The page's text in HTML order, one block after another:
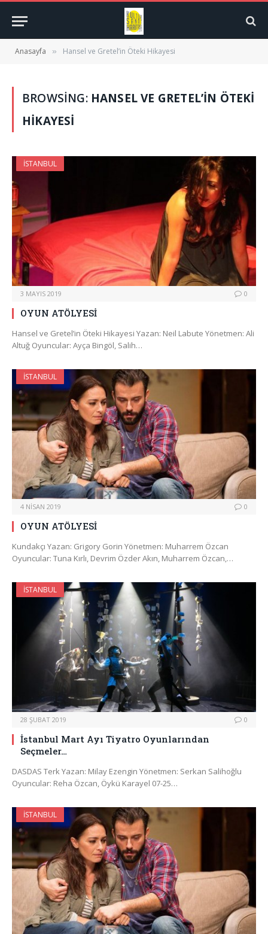
Anasayfa » Hansel ve Gretel’in Öteki Hikayesi
BROWSING: HANSEL VE GRETEL’IN ÖTEKI
HIKAYESI
İSTANBUL
3 MAYIS 2019 0
OYUN ATÖLYESİ
Hansel ve Gretel’in Öteki Hikayesi Yazan: Neil Labute Yönetmen: Ali
Altuğ Oyuncular: Ayça Bingöl, Salih…
İSTANBUL
4 NISAN 2019 0
OYUN ATÖLYESİ
Kundakçı Yazan: Grigory Gorin Yönetmen: Muharrem Özcan
Oyuncular: Tuna Kırlı, Devrim Özder Akın, Muharrem Özcan,…
İSTANBUL
28 ŞUBAT 2019 0
İstanbul Mart Ayı Tiyatro Oyunlarından
Seçmeler…
DASDAS Terk Yazan: Milay Ezengin Yönetmen: Serkan Salihoğlu
Oyuncular: Reha Özcan, Öykü Karayel 07-25…
İSTANBUL